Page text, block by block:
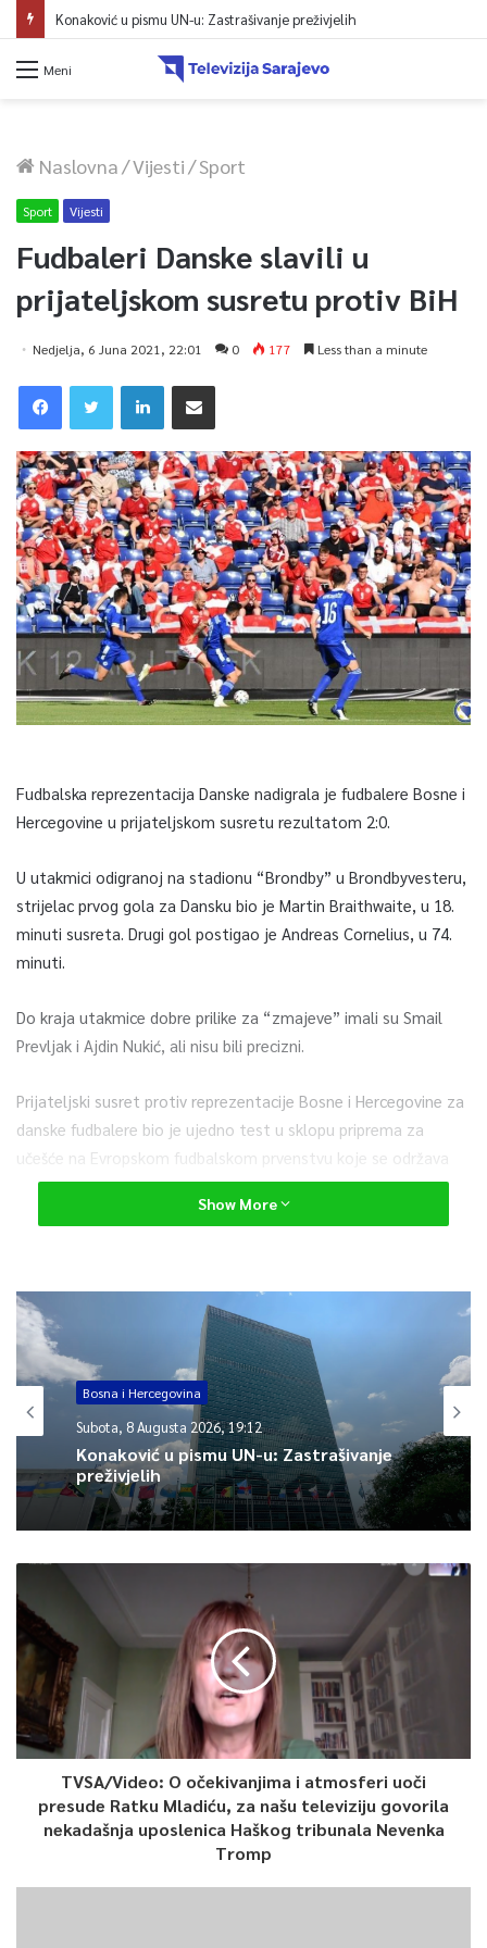
Protest zeničkih rudara do ispunjenja zahtjeva
Meni
Naslovna/Vijesti/Sport
Sport Vijesti
Fudbaleri Danske slavili u
prijateljskom susretu protiv BiH
Nedjelja, 6 Juna 2021, 22:01 0 177 Less than a minute
Fudbalska reprezentacija Danske nadigrala je fudbalere Bosne i
Hercegovine u prijateljskom susretu rezultatom 2:0.
U utakmici odigranoj na stadionu “Brondby” u Brondbyvesteru,
strijelac prvog gola za Dansku bio je Martin Braithwaite, u 18.
minuti susreta. Drugi gol postigao je Andreas Cornelius, u 74.
minuti.
Do kraja utakmice dobre prilike za “zmajeve” imali su Smail
Prevljak i Ajdin Nukić, ali nisu bili precizni.
Prijateljski susret protiv reprezentacije Bosne i Hercegovine za
danske fudbalere bio je ujedno test u sklopu priprema za
učešće na Evropskom fudbalskom prvenstvu koje se održava
od 11. juna do 11. jula.
Article Rating
Show More
Bosna i Hercegovina
Subota, 8 Augusta 2026, 19:12
Konaković u pismu UN-u: Zastrašivanje
preživjelih
TVSA/Video: O očekivanjima i atmosferi uoči
presude Ratku Mladiću, za našu televiziju govorila
nekadašnja uposlenica Haškog tribunala Nevenka
Tromp